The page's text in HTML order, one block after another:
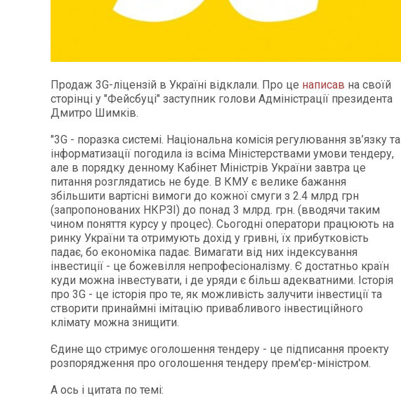
Продаж 3G-ліцензій в Україні відклали. Про це написав на своїй
сторінці у "Фейсбуці" заступник голови Адміністрації президента
Дмитро Шимків.
"3G - поразка системі. Національна комісія регулювання зв’язку та
інформатизації погодила із всіма Міністерствами умови тендеру,
але в порядку денному Кабінет Міністрів України завтра це
питання розглядатись не буде. В КМУ є велике бажання
збільшити вартісні вимоги до кожної смуги з 2.4 млрд грн
(запропонованих НКРЗІ) до понад 3 млрд. грн. (вводячи таким
чином поняття курсу у процес). Сьогодні оператори працюють на
ринку України та отримують дохід у гривні, їх прибутковість
падає, бо економіка падає. Вимагати від них індексування
інвестиції - це божевілля непрофесіоналізму. Є достатньо країн
куди можна інвестувати, і де уряди є більш адекватними. Історія
про 3G - це історія про те, як можливість залучити інвестиції та
створити принаймні імітацію привабливого інвестиційного
клімату можна знищити.
Єдине що стримує оголошення тендеру - це підписання проекту
розпорядження про оголошення тендеру прем'єр-міністром.
А ось і цитата по темі: